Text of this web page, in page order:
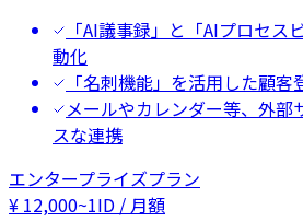
「AI議事録」と「AIプロセス
動化
「名刺機能」を活用した顧
メールやカレンダー等、外部
スな連携
エンタープライズプラン
¥ 12,000~1ID / 月額